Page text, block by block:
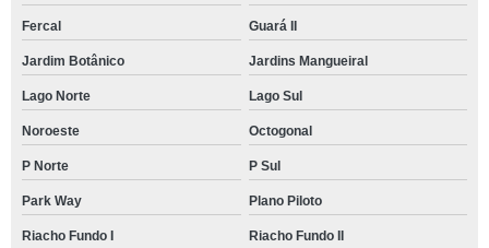
Fercal Guará II
Jardim Botânico Jardins Mangueiral
Lago Norte Lago Sul
Noroeste Octogonal
P Norte P Sul
Park Way Plano Piloto
Riacho Fundo I Riacho Fundo II